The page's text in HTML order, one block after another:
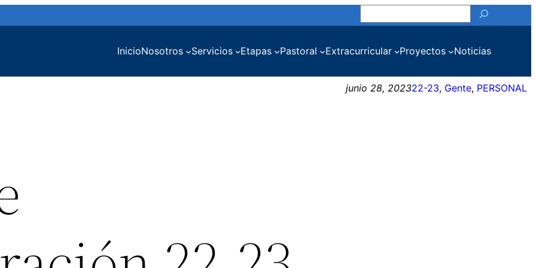
InicioNosotros Servicios Etapas Pastoral Extracurricular Proyectos Noticias
junio 28, 202322-23, Gente, PERSONAL